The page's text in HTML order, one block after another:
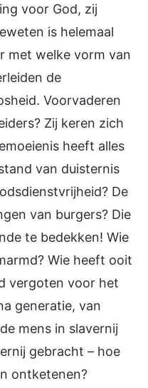
voor God, zij
is helemaal
met welke vorm van
de
Voorvaderen
Zij keren zich
heeft alles
van duisternis
De
van burgers? Die
te bedekken! Wie
Wie heeft ooit
vergoten voor het
generatie, van
mens in slavernij
gebracht – hoe
ontketenen?